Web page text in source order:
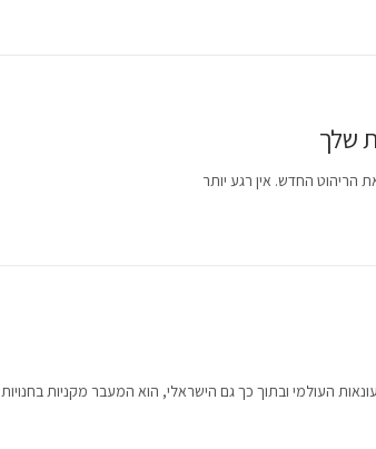
הריהוט החדש. אין רגע יותר
העולמי ובתוך כך גם הישראלי, הוא המעבר מקניות בחנויות